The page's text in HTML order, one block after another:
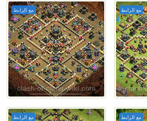
مع الرابط مع الرابط
مع الرابط
مع الرابط